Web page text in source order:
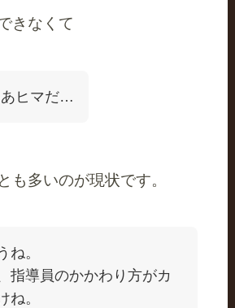
きなくて
ヒマだ…
も多いのが現状です。
ね。
指導員のかかわり方がカ
ね。